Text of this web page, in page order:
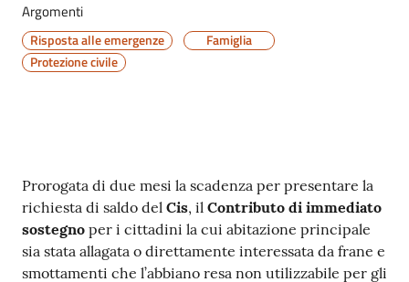
Argomenti
Risposta alle emergenze
Famiglia
Protezione civile
Contenuto
Prorogata di due mesi la scadenza per presentare la
richiesta di saldo del Cis, il Contributo di immediato
sostegno per i cittadini la cui abitazione principale
sia stata allagata o direttamente interessata da frane e
smottamenti che l’abbiano resa non utilizzabile per gli